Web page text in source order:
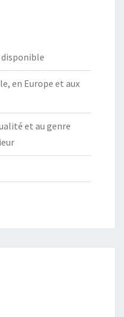
disponible
en Europe et aux
et au genre